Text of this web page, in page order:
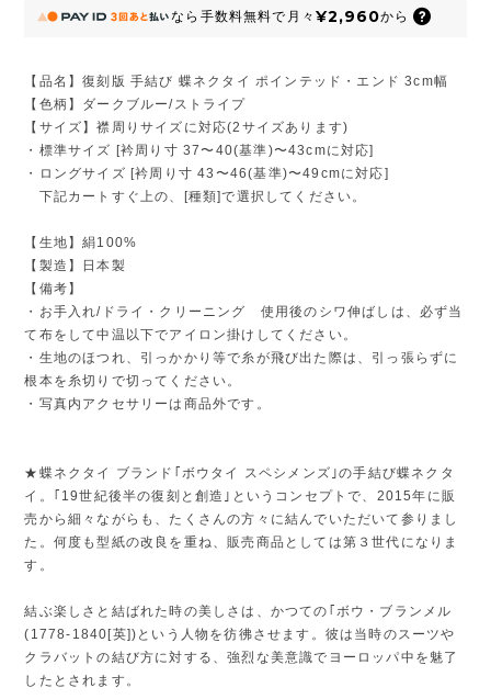
なら 手数料無料で 月々 ¥2,960から
【品名】復刻版 手結び 蝶ネクタイ ポインテッド・エンド 3cm幅
【色柄】ダークブルー/ストライプ
【サイズ】襟周りサイズに対応(2サイズあります)
・標準サイズ [衿周り寸 37〜40(基準)〜43cmに対応]
・ロングサイズ [衿周り寸 43〜46(基準)〜49cmに対応]
下記カートすぐ上の、[種類]で選択してください。
【生地】絹100%
【製造】日本製
【備考】
・お手入れ/ドライ・クリーニング 使用後のシワ伸ばしは、必ず当
て布をして中温以下でアイロン掛けしてください。
・生地のほつれ、引っかかり等で糸が飛び出た際は、引っ張らずに
根本を糸切りで切ってください。
・写真内アクセサリーは商品外です。
★蝶ネクタイ ブランド｢ボウタイ スペシメンズ｣の手結び蝶ネクタ
イ。｢19世紀後半の復刻と創造｣というコンセプトで、2015年に販
売から細々ながらも、たくさんの方々に結んでいただいて参りまし
た。何度も型紙の改良を重ね、販売商品としては第３世代になりま
す。
結ぶ楽しさと結ばれた時の美しさは、かつての｢ボウ・ブランメル
(1778-1840[英])という人物を彷彿させます。彼は当時のスーツや
クラバットの結び方に対する、強烈な美意識でヨーロッパ中を魅了
したとされます。